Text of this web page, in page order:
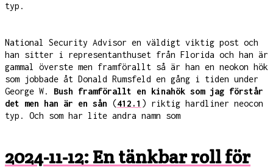
typ.
National Security Advisor en väldigt viktig post och
han sitter i representanthuset från Florida och han är
gammal överste men framförallt så är han en neokon hök
som jobbade åt Donald Rumsfeld en gång i tiden under
George W. Bush framförallt en kinahök som jag förstår
det men han är en sån (412.1 ) riktig hardliner neocon
typ. Och som har lite andra namn som
2024-11-12: En tänkbar roll för